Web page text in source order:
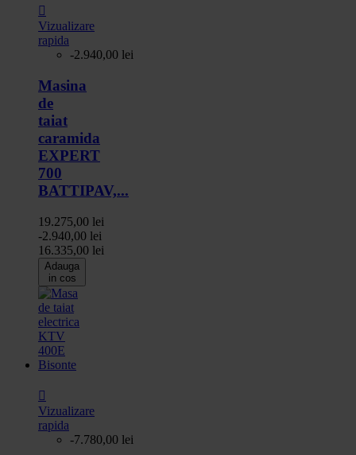

Vizualizare
rapida
-2.940,00 lei
Masina
de
taiat
caramida
EXPERT
700
BATTIPAV,...
19.275,00 lei
-2.940,00 lei
16.335,00 lei
Adauga
in cos

Vizualizare
rapida
-7.780,00 lei